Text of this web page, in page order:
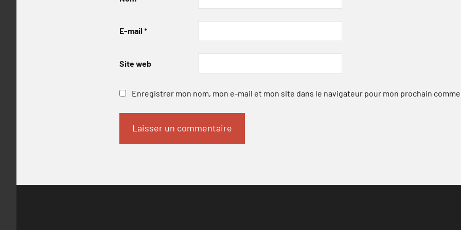
E-mail *
Site web
Enregistrer mon nom, mon e-mail et mon site dans le navigateur pour mon prochain